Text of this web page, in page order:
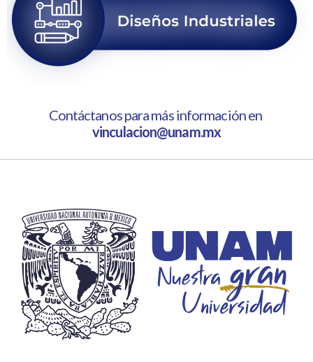
Contáctanos para más información en
vinculacion@unam.mx